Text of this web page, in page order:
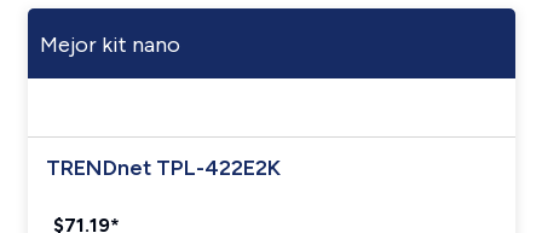
Mejor kit nano
TRENDnet TPL-422E2K
$71.19*